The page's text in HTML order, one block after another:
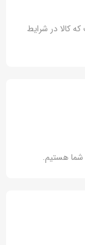
کالا در شرایط